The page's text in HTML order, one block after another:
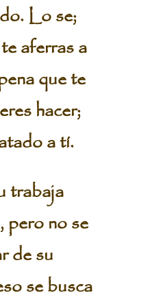
Lo se;
aferras a
que te
hacer;
a tí.
trabaja
pero no se
de su
se busca